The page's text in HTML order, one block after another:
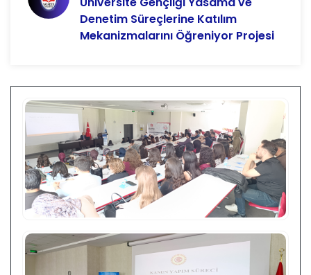
Denetim Süreçlerine Katılım
Mekanizmalarını Öğreniyor Projesi